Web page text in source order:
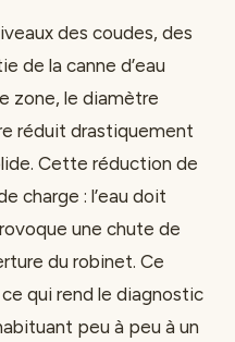
des coudes, des
de la canne d’eau
zone, le diamètre
réduit drastiquement
Cette réduction de
charge : l’eau doit
une chute de
du robinet. Ce
qui rend le diagnostic
peu à peu à un